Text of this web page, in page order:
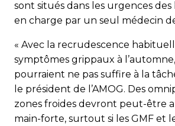
sont situés dans les urgences
en charge par un seul médecin
« Avec la recrudescence
symptômes grip­paux à
pourraient ne pas suffire à la
le président de l’AMOG. Des
zones froides devront peut-être
main-forte, surtout si les GMF et